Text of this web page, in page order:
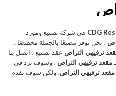
CDG هي شركة تصنيع ومورد
، نحن نوفر مصنعًا بالجملة مخصصًا ،
ترفيهي التراص عقد تصنيع ، اتصل بنا
مقعد ترفيهي التراص ، وسوف نرد في
مقعد ترفيهي التراص، ولكن سوف نقدم